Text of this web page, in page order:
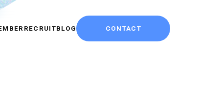
RECRUITBLOG CONTACT